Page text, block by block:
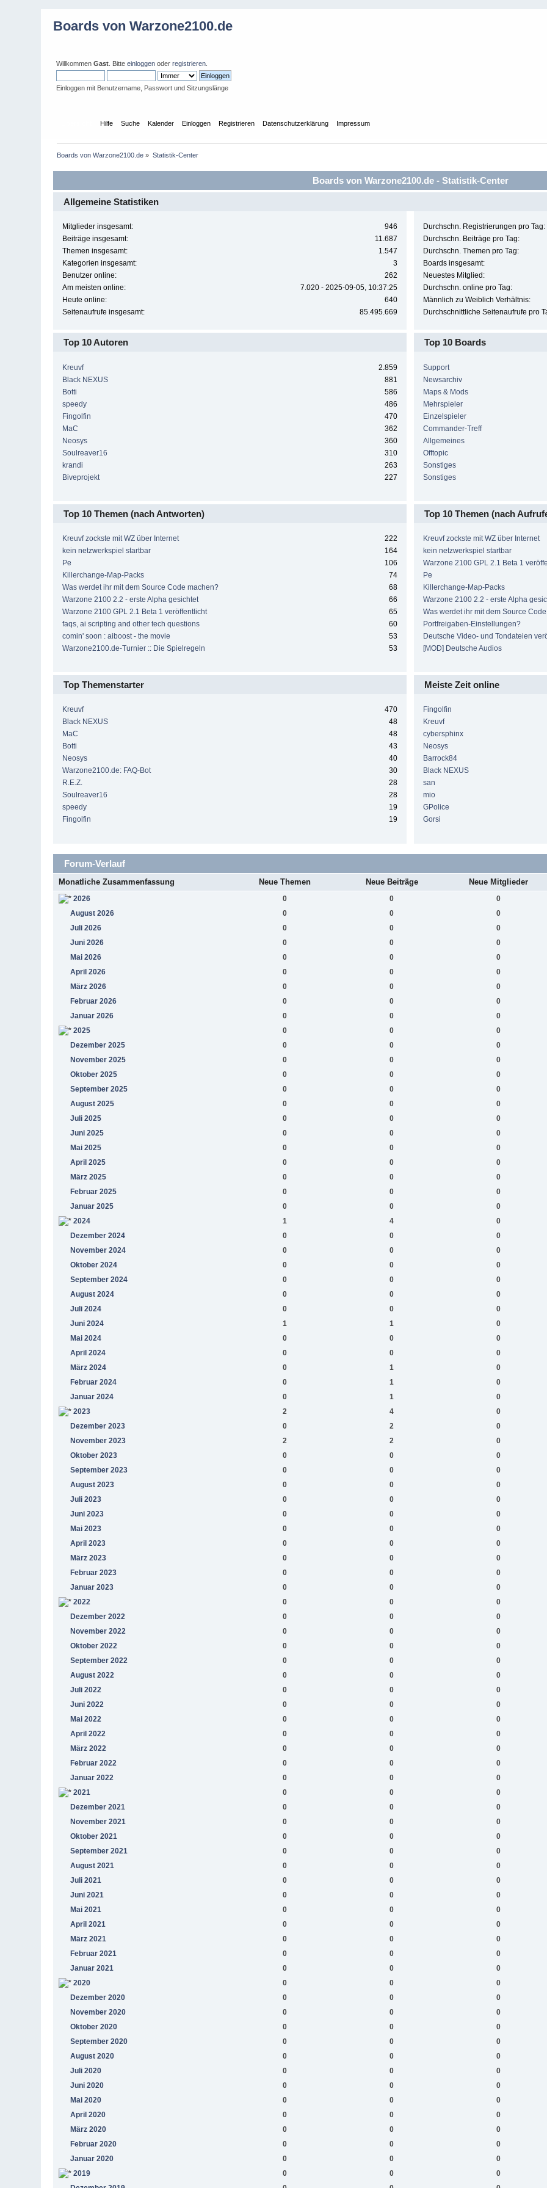
Boards von Warzone2100.de
WillkommenGast . Bitteeinloggen oderregistrieren
Einloggen mit Benutzername, Passwort und Sitzungslänge
Hilfe Suche Kalender Einloggen Registrieren Datenschutzerklärung Impressum
Boards von Warzone2100.de » Statistik-Center
Boards von Warzone2100.de - Statistik-Center
Allgemeine Statistiken
Mitglieder insgesamt:
946
Beiträge insgesamt:
11.687
Themen insgesamt:
1.547
Kategorien insgesamt:
3
Benutzer online:
262
Am meisten online:
7.020 - 2025-09-05, 10:37:25
Heute online:
640
Seitenaufrufe insgesamt:
85.495.669
Durchschn. Registrierungen pro Tag:
Durchschn. Beiträge pro Tag:
Durchschn. Themen pro Tag:
Boards insgesamt:
Neuestes Mitglied:
Durchschn. online pro Tag:
Männlich zu Weiblich Verhältnis:
Durchschnittliche Seitenaufrufe pro
Top 10 Autoren
Kreuvf
2.859
Black NEXUS
881
Botti
586
speedy
486
Fingolfin
470
MaC
362
Neosys
360
Soulreaver16
310
krandi
263
Biveprojekt
227
Top 10 Boards
Support
Newsarchiv
Maps & Mods
Mehrspieler
Einzelspieler
Commander-Treff
Allgemeines
Offtopic
Sonstiges
Sonstiges
Top 10 Themen (nach Antworten)
Kreuvf zockste mit WZ über Internet
222
kein netzwerkspiel startbar
164
Pe
106
Killerchange-Map-Packs
74
Was werdet ihr mit dem Source Code machen?
68
Warzone 2100 2.2 - erste Alpha gesichtet
66
Warzone 2100 GPL 2.1 Beta 1 veröffentlicht
65
faqs, ai scripting and other tech questions
60
comin' soon : aiboost - the movie
53
Warzone2100.de-Turnier :: Die Spielregeln
53
Top 10 Themen (nach
Kreuvf zockste mit WZ über Internet
kein netzwerkspiel startbar
Warzone 2100 GPL 2.1 Beta 1
Pe
Killerchange-Map-Packs
Warzone 2100 2.2 - erste Alpha
Was werdet ihr mit dem Source
Portfreigaben-Einstellungen?
Deutsche Video- und Tondateien
[MOD] Deutsche Audios
Top Themenstarter
Kreuvf
470
Black NEXUS
48
MaC
48
Botti
43
Neosys
40
Warzone2100.de: FAQ-Bot
30
R.E.Z.
28
Soulreaver16
28
speedy
19
Fingolfin
19
Meiste Zeit online
Fingolfin
Kreuvf
cybersphinx
Neosys
Barrock84
Black NEXUS
san
mio
GPolice
Gorsi
Forum-Verlauf
Monatliche Zusammenfassung Neue Themen Neue Beiträge Neue Mitglieder
2026 0 0
0
August 2026
0 0
0
Juli 2026
0 0
0
Juni 2026
0 0
0
Mai 2026
0 0
0
April 2026
0 0
0
März 2026
0 0
0
Februar 2026
0 0
0
Januar 2026
0 0
0
2025
0 0
0
Dezember 2025
0 0
0
November 2025
0 0
0
Oktober 2025
0 0
0
September 2025
0 0
0
August 2025
0 0
0
Juli 2025
0 0
0
Juni 2025
0 0
0
Mai 2025
0 0
0
April 2025
0 0
0
März 2025
0 0
0
Februar 2025
0 0
0
Januar 2025
0 0
0
2024
1 4
0
Dezember 2024
0 0
0
November 2024
0 0
0
Oktober 2024
0 0
0
September 2024
0 0
0
August 2024
0 0
0
Juli 2024
0 0
0
Juni 2024
1 1
0
Mai 2024
0 0
0
April 2024
0 0
0
März 2024
0 1
0
Februar 2024
0 1
0
Januar 2024
0 1
0
2023
2 4
0
Dezember 2023
0 2
0
November 2023
2 2
0
Oktober 2023
0 0
0
September 2023
0 0
0
August 2023
0 0
0
Juli 2023
0 0
0
Juni 2023
0 0
0
Mai 2023
0 0
0
April 2023
0 0
0
März 2023
0 0
0
Februar 2023
0 0
0
Januar 2023
0 0
0
2022
0 0
0
Dezember 2022
0 0
0
November 2022
0 0
0
Oktober 2022
0 0
0
September 2022
0 0
0
August 2022
0 0
0
Juli 2022
0 0
0
Juni 2022
0 0
0
Mai 2022
0 0
0
April 2022
0 0
0
März 2022
0 0
0
Februar 2022
0 0
0
Januar 2022
0 0
0
2021
0 0
0
Dezember 2021
0 0
0
November 2021
0 0
0
Oktober 2021
0 0
0
September 2021
0 0
0
August 2021
0 0
0
Juli 2021
0 0
0
Juni 2021
0 0
0
Mai 2021
0 0
0
April 2021
0 0
0
März 2021
0 0
0
Februar 2021
0 0
0
Januar 2021
0 0
0
2020
0 0
0
Dezember 2020
0 0
0
November 2020
0 0
0
Oktober 2020
0 0
0
September 2020
0 0
0
August 2020
0 0
0
Juli 2020
0 0
0
Juni 2020
0 0
0
Mai 2020
0 0
0
April 2020
0 0
0
März 2020
0 0
0
Februar 2020
0 0
0
Januar 2020
0 0
0
2019
0 0
0